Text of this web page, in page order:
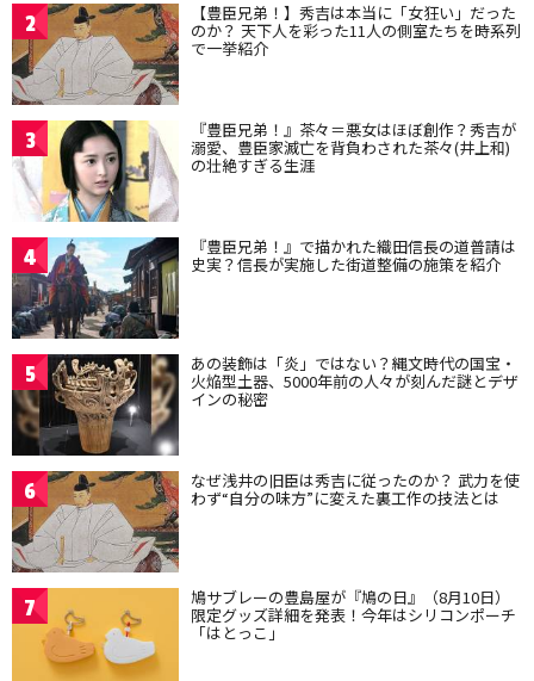
2 【豊臣兄弟！】秀吉は本当に「女狂い」だった
のか？ 天下人を彩った11人の側室たちを時系列
で一挙紹介
3 『豊臣兄弟！』茶々＝悪女はほぼ創作？秀吉が
溺愛、豊臣家滅亡を背負わされた茶々(井上和)
の壮絶すぎる生涯
4 『豊臣兄弟！』で描かれた織田信長の道普請は
史実？信長が実施した街道整備の施策を紹介
5 あの装飾は「炎」ではない？縄文時代の国宝・
火焔型土器、5000年前の人々が刻んだ謎とデザ
インの秘密
6 なぜ浅井の旧臣は秀吉に従ったのか？ 武力を使
わず“自分の味方”に変えた裏工作の技法とは
7 鳩サブレーの豊島屋が『鳩の日』（8月10日）
限定グッズ詳細を発表！今年はシリコンポーチ
「はとっこ」